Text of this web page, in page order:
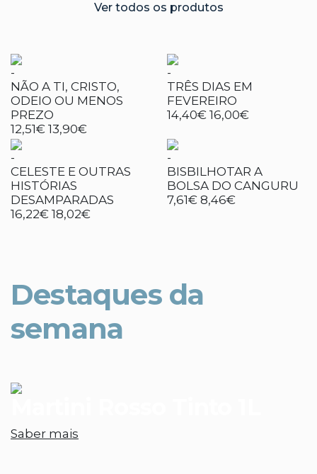
Ver todos os produtos
-
NÃO A TI, CRISTO,
ODEIO OU MENOS
PREZO
12,51€ 13,90€
-
TRÊS DIAS EM
FEVEREIRO
14,40€ 16,00€
-
CELESTE E OUTRAS
HISTÓRIAS
DESAMPARADAS
16,22€ 18,02€
-
BISBILHOTAR A
BOLSA DO CANGURU
7,61€ 8,46€
Destaques da
semana
Saber mais